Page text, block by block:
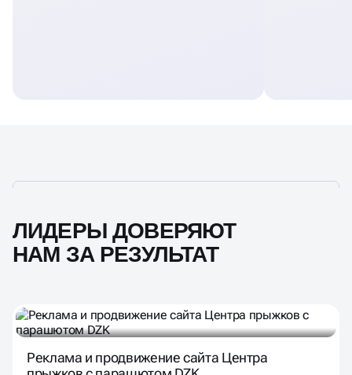
ЛИДЕРЫ ДОВЕРЯЮТ
НАМ ЗА РЕЗУЛЬТАТ
Реклама и продвижение сайта Центра